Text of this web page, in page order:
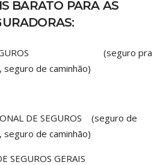
BARATO PARA AS
SEGUROS (seguro pra
de caminhão)
DE SEGUROS (seguro de
de caminhão)
SEGUROS GERAIS